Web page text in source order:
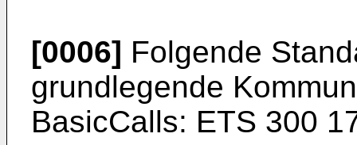
[0006] Folgende
grundlegende
BasicCalls: ETS 300